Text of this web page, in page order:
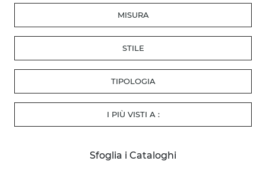
MISURA
STILE
TIPOLOGIA
I PIÙ VISTI A :
Sfoglia i Cataloghi